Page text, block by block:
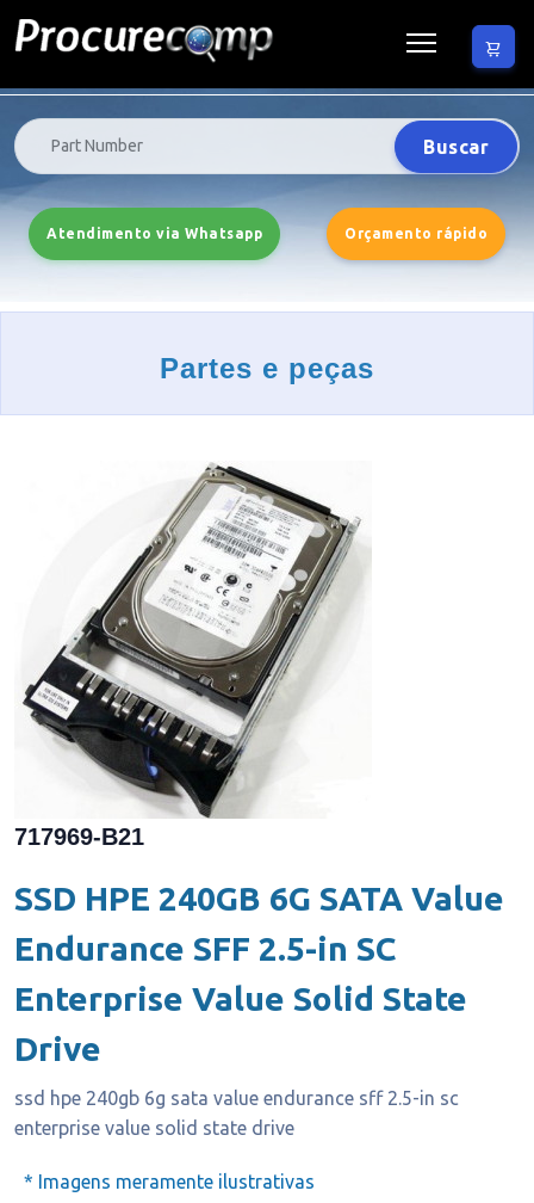
Buscar
Atendimento via Whatsapp Orçamento rápido
Partes e peças
717969-B21
SSD HPE 240GB 6G SATA Value
Endurance SFF 2.5-in SC
Enterprise Value Solid State
Drive
ssd hpe 240gb 6g sata value endurance sff 2.5-in sc
enterprise value solid state drive
* Imagens meramente ilustrativas